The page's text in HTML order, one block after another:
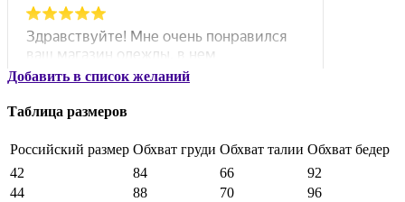
Добавить в список желаний
Таблица размеров
Российский размер Обхват груди Обхват талии Обхват бедер
42
84 66
92
44
88 70
96